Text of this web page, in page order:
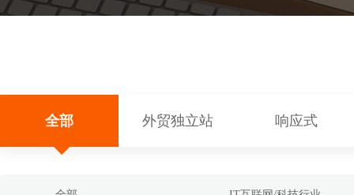
全部 外贸独立站 响应式